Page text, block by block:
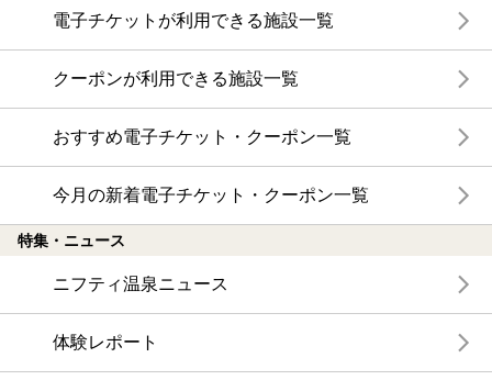
電子チケットが利用できる施設一覧
クーポンが利用できる施設一覧
おすすめ電子チケット・クーポン一覧
今月の新着電子チケット・クーポン一覧
特集・ニュース
ニフティ温泉ニュース
体験レポート